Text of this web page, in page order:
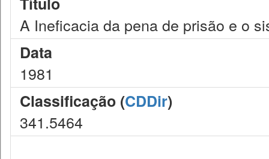
A Ineficacia da pena de prisão e o
Data
1981
Classificação (CDDir)
341.5464